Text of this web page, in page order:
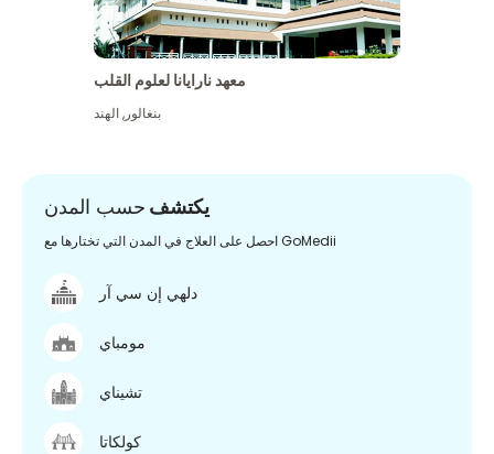
معهد نارايانا لعلوم القلب
بنغالور,الهند
يكتشف حسب المدن
احصل على العلاج في المدن التي تختارها مع GoMedii
دلهي إن سي آر
مومباي
تشيناي
كولكاتا